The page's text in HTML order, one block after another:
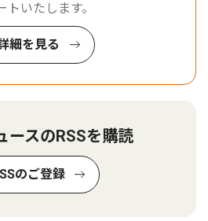
トいたします。
細を見る
ースのRSSを購読
のご登録